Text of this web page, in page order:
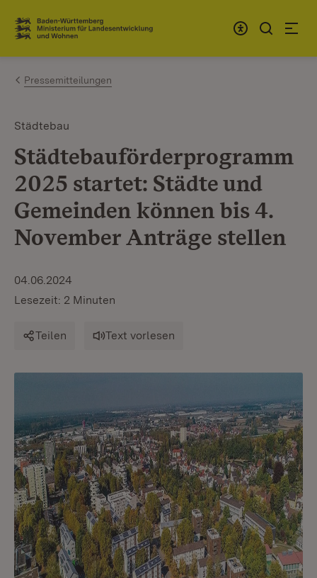
Zum Inhalt springen
Link zur Startseite
Pressemitteilungen
Städtebau
Städtebauförderprogramm
2025 startet: Städte und
Gemeinden können bis 4.
November Anträge stellen
04.06.2024
Lesezeit: 2 Minuten
Teilen Text vorlesen